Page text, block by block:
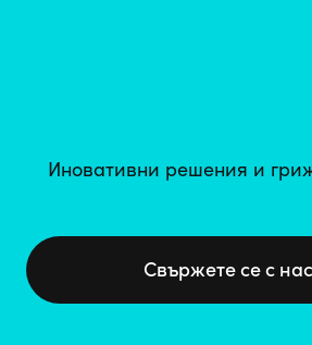
Иновативни решения и
Свържете се с нас